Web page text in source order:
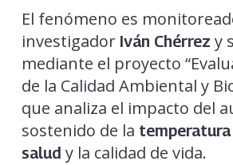
El fenómeno es
investigador Iván Chérrez y
mediante el proyecto
de la Calidad Ambiental y
que analiza el impacto del
sostenido de la
salud y la calidad de vida.